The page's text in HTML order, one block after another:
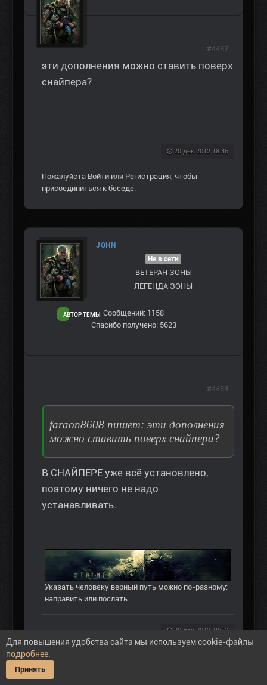
эти дополнения можно ставить поверх
снайпера?
20 дек 2012 18:46
#4482
Пожалуйста Войти или Регистрация, чтобы
присоединиться к беседе.
JOHN
АВТОР ТЕМЫ
Не в сети
ВЕТЕРАН ЗOНЫ
ЛЕГЕНДА ЗОНЫ
Сообщений: 1158
Спасибо получено: 5623
faraon8608 пишет: эти дополнения
можно ставить поверх снайпера?
В СНАЙПЕРЕ уже всё установлено,
поэтому ничего не надо
устанавливать.
Указать человеку верный путь можно по-разному:
направить или послать.
20 дек 2012 18:53
#4484
Пожалуйста
присоединиться к беседе.
Для повышения удобства сайта мы используем cookie-файлы
подробнее.
Принять